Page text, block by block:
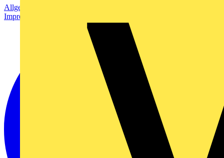
Allgemeine Geschäftsbedingungen
Impressum